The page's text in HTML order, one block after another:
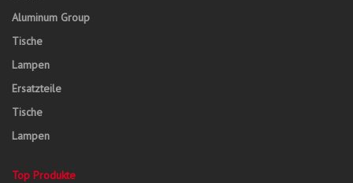
Aluminum Group
Tische
Lampen
Ersatzteile
Tische
Lampen
Top Produkte